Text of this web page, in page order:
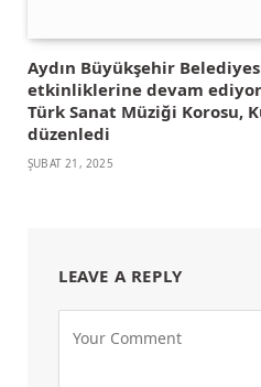
Aydın Büyükşehir
etkinliklerine devam
Türk Sanat Müziği Korosu,
düzenledi
ŞUBAT 21, 2025
LEAVE A REPLY